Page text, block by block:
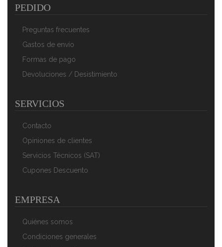
Briebe Paellera Valenciana Esmaltada 46cm, Acero
41,70 €
AÑADIR AL CARRITO
PEDIDO
Preguntas frecuentes
Gastos de envío
Formas de pago
Devoluciones / Desistimiento
SERVICIOS
Contacto
Opiniones de clientes
Servicios Técnicos (SAT)
Cupones Descuento
EMPRESA
Quiénes somos
Condiciones generales